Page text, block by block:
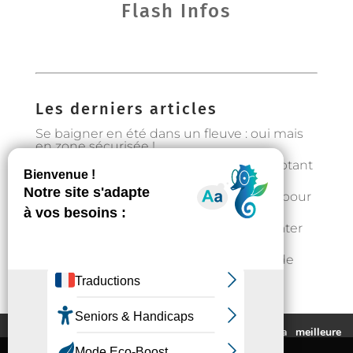
Flash Infos
Les derniers articles
Se baigner en été dans un fleuve : oui mais
en zone sécurisée !
Préservons la forêt en Occitanie en adoptant
les bons gestes
Gestion de l’eau : état d’alerte hydrique pour
les particuliers à partir du 1er août
Fortes chaleurs : rester au frais et s’hydrater
📣Enquête pour étudier l’implantation de
casier distributeurs de produits locaux à
Auzeville : votre avis nous intéresse !
Ce site utilise des cookies pour vous fournir la meilleure
expérience de navigation possible.